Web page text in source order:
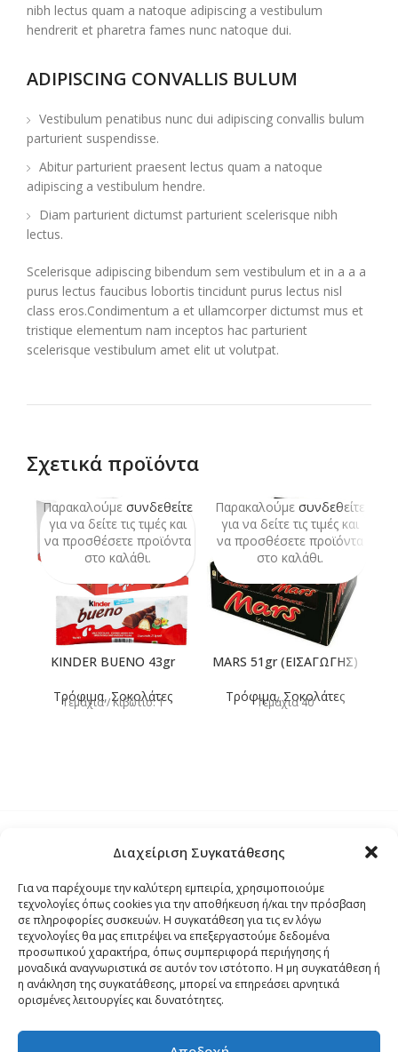
Διαχείριση Συγκατάθεσης
Για να παρέχουμε την καλύτερη εμπειρία, χρησιμοποιούμε
τεχνολογίες όπως cookies για την αποθήκευση ή/και την πρόσβαση
σε πληροφορίες συσκευών. Η συγκατάθεση για τις εν λόγω
τεχνολογίες θα μας επιτρέψει να επεξεργαστούμε δεδομένα
προσωπικού χαρακτήρα, όπως συμπεριφορά περιήγησης ή
μοναδικά αναγνωριστικά σε αυτόν τον ιστότοπο. Η μη συγκατάθεση ή
η ανάκληση της συγκατάθεσης, μπορεί να επηρεάσει αρνητικά
ορισμένες λειτουργίες και δυνατότητες.
nibh lectus quam a natoque adipiscing a vestibulum
hendrerit et pharetra fames nunc natoque dui.
ADIPISCING CONVALLIS BULUM
Vestibulum penatibus nunc dui adipiscing convallis bulum
parturient suspendisse.
Abitur parturient praesent lectus quam a natoque
adipiscing a vestibulum hendre.
Diam parturient dictumst parturient scelerisque nibh
lectus.
Scelerisque adipiscing bibendum sem vestibulum et in a a a
purus lectus faucibus lobortis tincidunt purus lectus nisl
class eros.Condimentum a et ullamcorper dictumst mus et
tristique elementum nam inceptos hac parturient
scelerisque vestibulum amet elit ut volutpat.
Σχετικά προϊόντα
KINDER BUENO 43gr
Τρόφιμα,Σοκολάτες
Τεμάχια / Κιβώτιο: 1
Παρακαλούμε συνδεθείτε
για να δείτε τις τιμές και
να προσθέσετε προϊόντα
στο καλάθι.
MARS 51gr (ΕΙΣΑΓΩΓΗΣ)
Τρόφιμα,Σοκολάτες
Τεμάχια 40
Παρακαλούμε συνδεθείτε
για να δείτε τις τιμές και
να προσθέσετε προϊόντα
στο καλάθι.
Τρόποι Αποστολής
Τρόποι Αγοράς – Πληρωμής – Επιστρόφης
Όροι και Προϋποθέσεις
Δήλωση Απορρήτου